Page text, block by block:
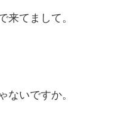
来てまして。
ないですか。